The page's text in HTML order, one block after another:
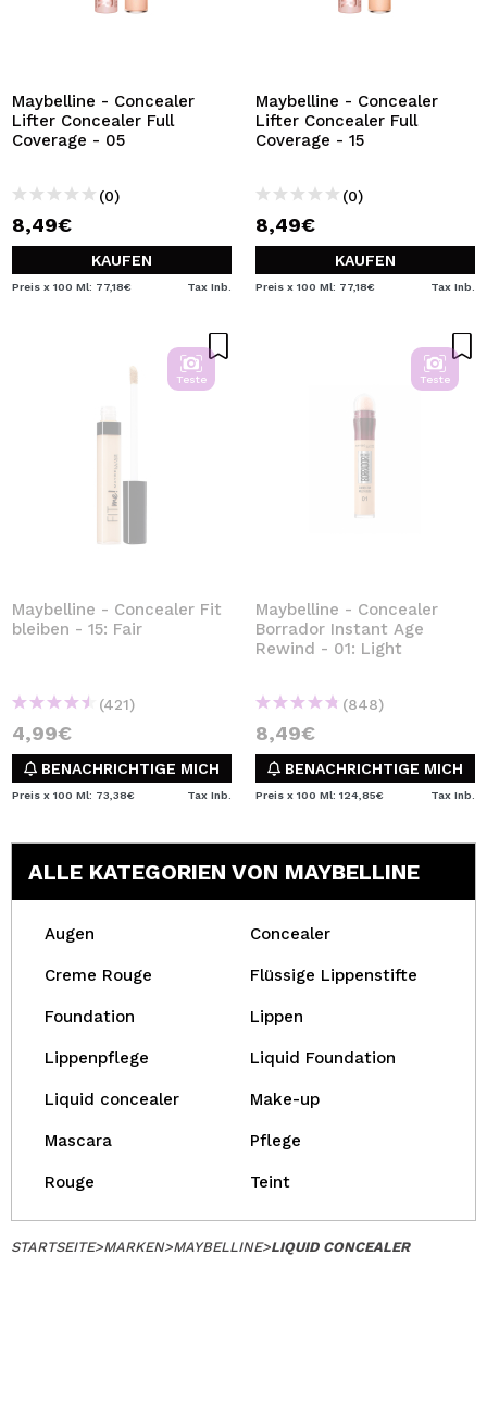
Maybelline - Concealer
Lifter Concealer Full
Coverage - 05
(0)
8,49€
KAUFEN
Preis x 100 Ml: 77,18€ Tax Inb.
Maybelline - Concealer
Lifter Concealer Full
Coverage - 15
(0)
8,49€
KAUFEN
Preis x 100 Ml: 77,18€ Tax Inb.
Teste
Maybelline - Concealer Fit
bleiben - 15: Fair
(421)
4,99€
BENACHRICHTIGE MICH
Preis x 100 Ml: 73,38€ Tax Inb.
Teste
Maybelline - Concealer
Borrador Instant Age
Rewind - 01: Light
(848)
8,49€
BENACHRICHTIGE MICH
Preis x 100 Ml: 124,85€ Tax Inb.
ALLE KATEGORIEN VON MAYBELLINE
Augen Concealer
Creme Rouge Flüssige Lippenstifte
Foundation Lippen
Lippenpflege Liquid Foundation
Liquid concealer Make-up
Mascara Pflege
Rouge Teint
STARTSEITE>MARKEN>MAYBELLINE>LIQUID CONCEALER